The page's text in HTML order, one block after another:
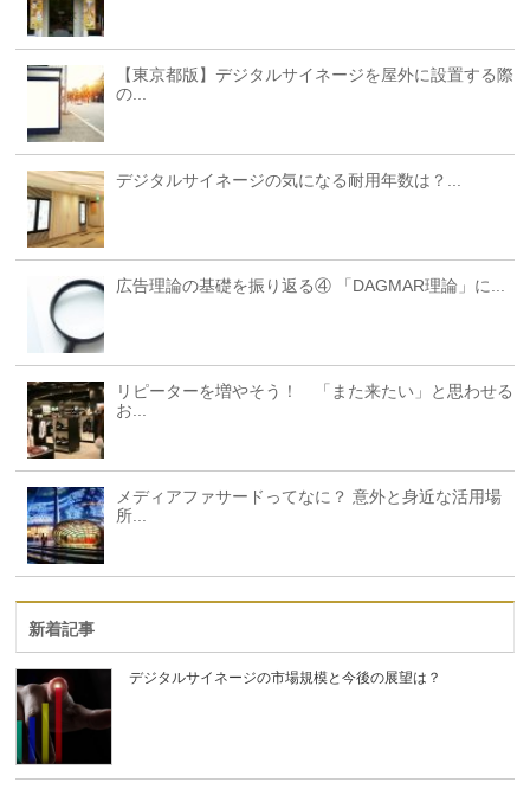
【東京都版】デジタルサイネージを屋外に設置する際
の...
デジタルサイネージの気になる耐用年数は？...
広告理論の基礎を振り返る④ 「DAGMAR理論」に...
リピーターを増やそう！ 「また来たい」と思わせる
お...
メディアファサードってなに？ 意外と身近な活用場
所...
新着記事
デジタルサイネージの市場規模と今後の展望は？